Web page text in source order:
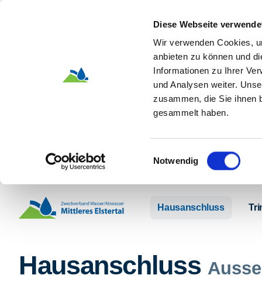
Diese Webseite
Wir verwenden Cookies,
anbieten zu können und
Informationen zu Ihrer
und Analysen weiter.
zusammen, die Sie ihnen
gesammelt haben.
Einwilligungsauswahl
Notwendig
Hausanschluss
Hausanschluss